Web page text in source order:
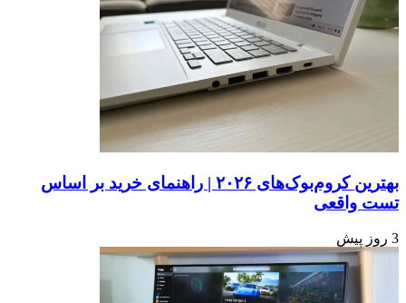
بهترین کروم‌بوک‌های ۲۰۲۶ | راهنمای خرید بر اساس
تست واقعی
3 روز پیش